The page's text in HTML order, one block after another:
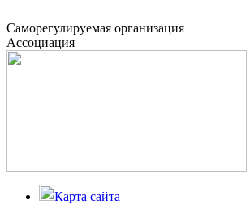
Саморегулируемая организация
Ассоциация
Карта сайта